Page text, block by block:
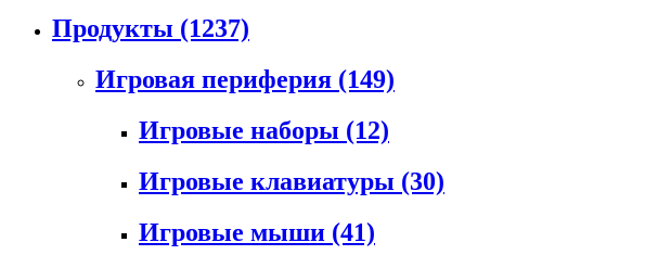
Продукты (1237)
Игровая периферия (149)
Игровые наборы (12)
Игровые клавиатуры (30)
Игровые мыши (41)